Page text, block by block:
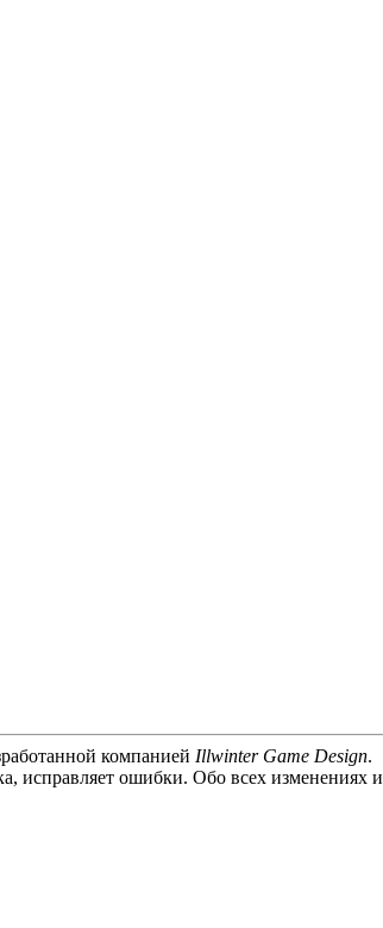
компанией Illwinter Game Design.
исправляет ошибки. Обо всех изменениях и